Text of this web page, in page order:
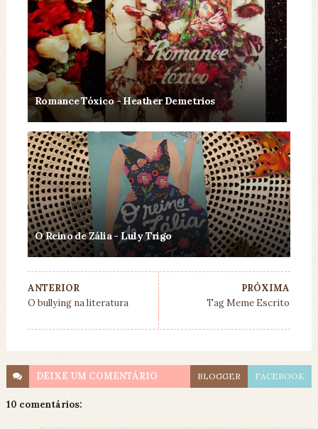
Romance Tóxico - Heather Demetrios
O Reino de Zália - Luly Trigo
PRÓXIMA
Tag Meme Escrito
ANTERIOR
O bullying na literatura
DEIXE UM COMENTÁRIO BLOGGER FACEBOOK
10 comentários: